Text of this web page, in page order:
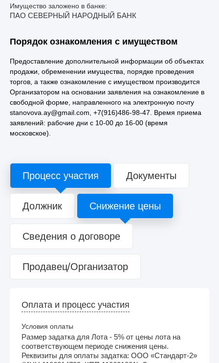
Имущество заложено в банке:
ПАО СЕВЕРНЫЙ НАРОДНЫЙ БАНК
Порядок ознакомления с имуществом
Предоставление дополнительной информации об объектах
продажи, обременении имущества, порядке проведения
торгов, а также ознакомление с имуществом производится
Организатором на основании заявления на ознакомление в
свободной форме, направленного на электронную почту
stanovova.ay@gmail.com, +7(916)486-98-47. Время приема
заявлений: рабочие дни с 10-00 до 16-00 (время
московское).
Процесс участия Документы
Должник Снижение цены
Сведения о договоре
Продавец/Организатор
Оплата и процесс участия
Условия оплаты
Размер задатка для Лота - 5% от цены лота на
соответствующем периоде снижения цены.
Реквизиты для оплаты задатка: ООО «Стандарт-2»